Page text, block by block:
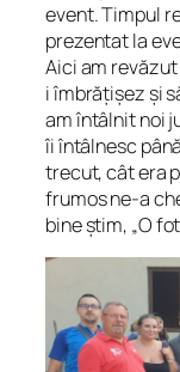
event. Timpul
prezentat la
Aici am
i îmbrățișez și
am întâlnit noi
îi întâlnesc
trecut, cât era
frumos ne-a
bine știm, „O